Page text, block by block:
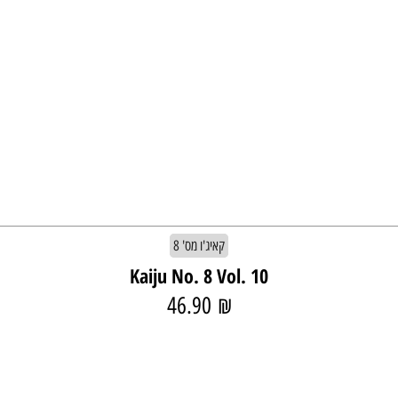
קאיג'ו מס' 8
Kaiju No. 8 Vol. 10
46.90 ₪